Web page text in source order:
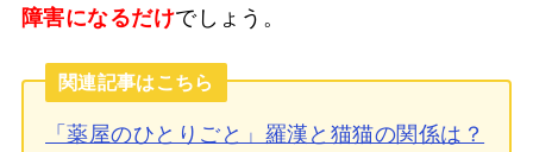
障害になるだけでしょう。
関連記事はこちら
「薬屋のひとりごと」羅漢と猫猫の関係は？